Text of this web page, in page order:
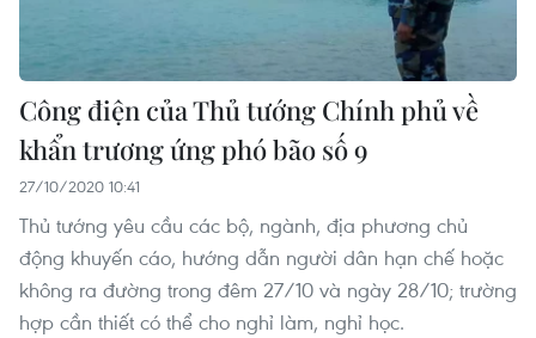
Công điện của Thủ tướng Chính phủ về
khẩn trương ứng phó bão số 9
27/10/2020 10:41
Thủ tướng yêu cầu các bộ, ngành, địa phương chủ
động khuyến cáo, hướng dẫn người dân hạn chế hoặc
không ra đường trong đêm 27/10 và ngày 28/10; trường
hợp cần thiết có thể cho nghỉ làm, nghỉ học.